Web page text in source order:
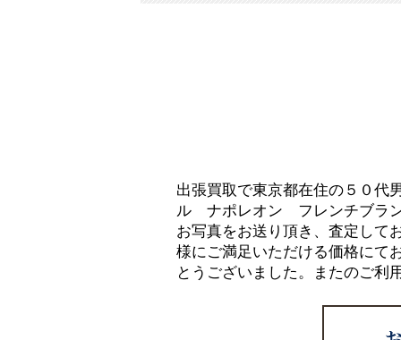
出張買取で東京都在住の５０
ル ナポレオン フレンチブラ
お写真をお送り頂き、査定して
様にご満足いただける価格にて
とうございました。またのご利